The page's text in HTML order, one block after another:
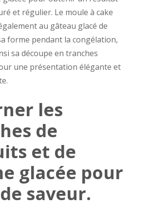
et régulier. Le moule à cake
au gâteau glacé de
forme pendant la congélation,
sa découpe en tranches
une présentation élégante et
les
de
et de
glacée pour
saveur.